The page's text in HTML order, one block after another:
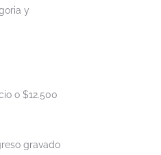
y
o $12.500
gravado